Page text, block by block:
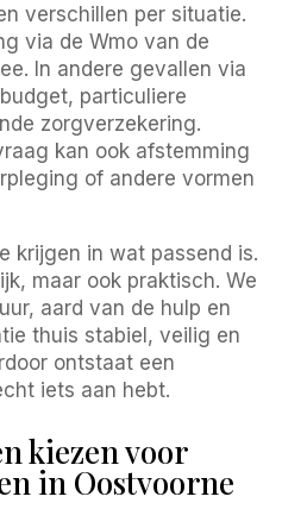
verschillen per situatie.
via de Wmo van de
In andere gevallen via
particuliere
zorgverzekering.
kan ook afstemming
of andere vormen
krijgen in wat passend is.
maar ook praktisch. We
aard van de hulp en
thuis stabiel, veilig en
ontstaat een
iets aan hebt.
kiezen voor
in Oostvoorne